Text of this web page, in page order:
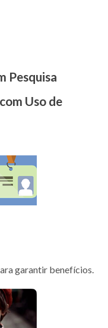
Pesquisa
Uso de
garantir benefícios.